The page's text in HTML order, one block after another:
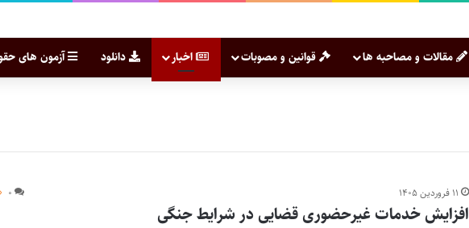
مقالات و مصاحبه ها قوانین و مصوبات اخبار دانلود آزمون های
۱۱ فروردین ۱۴۰۵ ۰
افزایش خدمات غیرحضوری قضایی در شرایط جنگی